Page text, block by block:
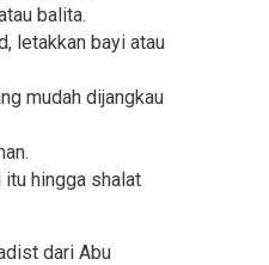
balita.
letakkan bayi atau
mudah dijangkau
hingga shalat
dari Abu